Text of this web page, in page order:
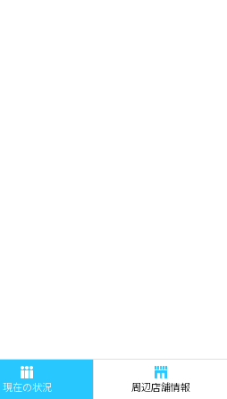
現在の状況 周辺店舗情報